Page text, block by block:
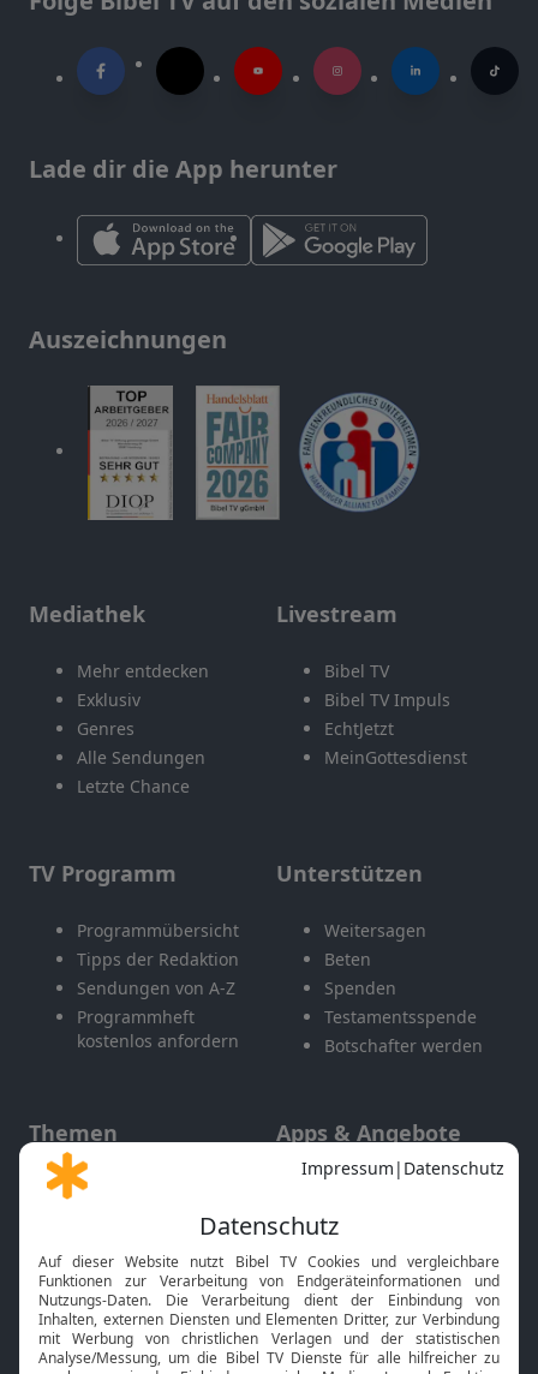
Lade dir die App herunter
Auszeichnungen
Mediathek
Mehr entdecken
Exklusiv
Genres
Alle Sendungen
Letzte Chance
Livestream
Bibel TV
Bibel TV Impuls
EchtJetzt
MeinGottesdienst
TV Programm
Programmübersicht
Tipps der Redaktion
Sendungen von A-Z
Programmheft
kostenlos anfordern
Unterstützen
Weitersagen
Beten
Spenden
Testamentsspende
Botschafter werden
Themen
Gott und Bibel erklärt
Neuigkeiten
Apps & Angebote
Mobile App
Smart TV
HbbTV
Bibelthek Online-Bibel
Nächster Gottesdienst